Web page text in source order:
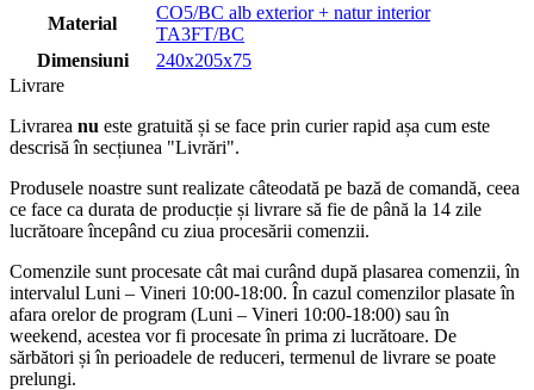
Material
CO5/BC alb exterior + natur interior
TA3FT/BC
Dimensiuni
240x205x75
Livrare
Livrarea nu este gratuită și se face prin curier rapid așa cum este
descrisă în secțiunea "Livrări".
Produsele noastre sunt realizate câteodată pe bază de comandă, ceea
ce face ca durata de producție și livrare să fie de până la 14 zile
lucrătoare începând cu ziua procesării comenzii.
Comenzile sunt procesate cât mai curând după plasarea comenzii, în
intervalul Luni – Vineri 10:00-18:00. În cazul comenzilor plasate în
afara orelor de program (Luni – Vineri 10:00-18:00) sau în
weekend, acestea vor fi procesate în prima zi lucrătoare. De
sărbători și în perioadele de reduceri, termenul de livrare se poate
prelungi.